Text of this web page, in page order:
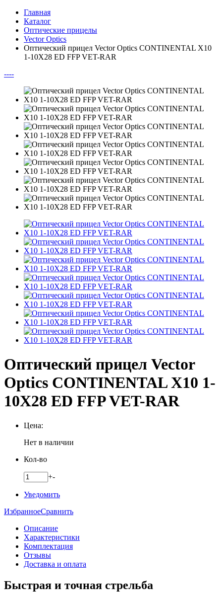
Главная
Каталог
Оптические прицелы
Vector Optics
Оптический прицел Vector Optics CONTINENTAL X10
1-10X28 ED FFP VET-RAR
----
Оптический прицел Vector
Optics CONTINENTAL X10 1-
10X28 ED FFP VET-RAR
Цена:
Нет в наличии
Кол-во
+-
Уведомить
ИзбранноеСравнить
Описание
Характеристики
Комплектация
Отзывы
Доставка и оплата
Быстрая и точная стрельба